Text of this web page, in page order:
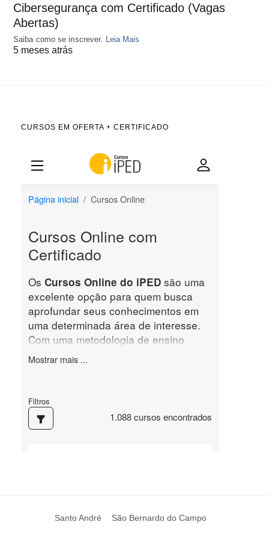
Cibersegurança com Certificado (Vagas
Abertas)
Saiba como se inscrever. Leia Mais
5 meses atrás
CURSOS EM OFERTA + CERTIFICADO
Santo André São Bernardo do Campo